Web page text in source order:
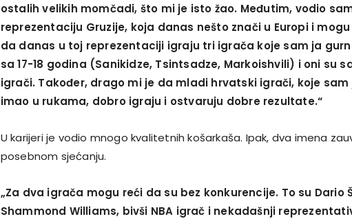
ostalih velikih momčadi, što mi je isto žao. Međutim, vodio
reprezentaciju Gruzije, koja danas nešto znači u Europi i
da danas u toj reprezentaciji igraju tri igrača koje sam ja
sa 17-18 godina (Sanikidze, Tsintsadze, Markoishvili) i oni su
igrači. Također, drago mi je da mladi hrvatski igrači, koje sam
imao u rukama, dobro igraju i ostvaruju dobre rezultate.“
U karijeri je vodio mnogo kvalitetnih košarkaša. Ipak, dva imena
posebnom sjećanju.
„Za dva igrača mogu reći da su bez konkurencije. To su Dario
Shammond Williams, bivši NBA igrač i nekadašnji